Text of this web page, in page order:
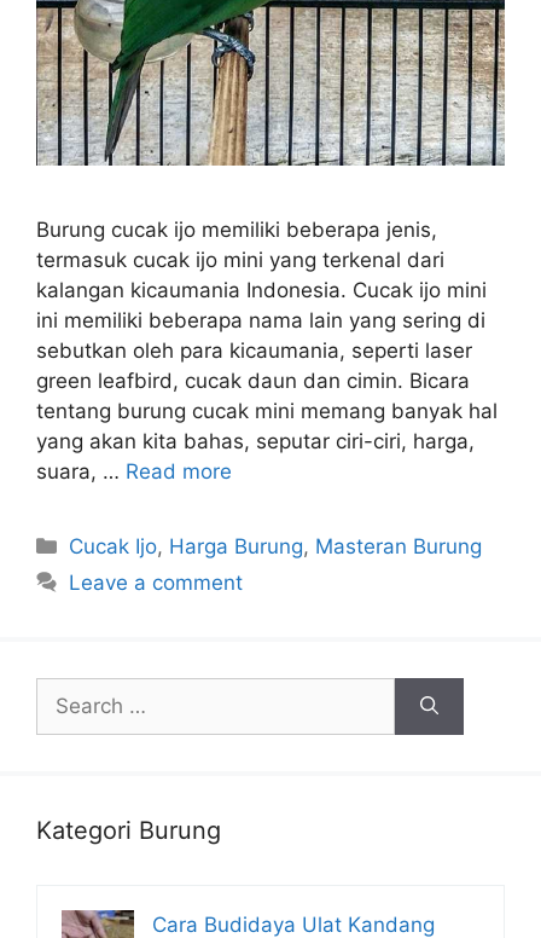
Burung cucak ijo memiliki beberapa jenis,
termasuk cucak ijo mini yang terkenal dari
kalangan kicaumania Indonesia. Cucak ijo mini
ini memiliki beberapa nama lain yang sering di
sebutkan oleh para kicaumania, seperti laser
green leafbird, cucak daun dan cimin. Bicara
tentang burung cucak mini memang banyak hal
yang akan kita bahas, seputar ciri-ciri, harga,
suara, … Read more
Categories
Cucak Ijo, Harga Burung, Masteran Burung
Leave a comment
for:
Kategori Burung
Cara Budidaya Ulat Kandang